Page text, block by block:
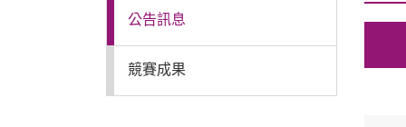
公告訊息
競賽成果